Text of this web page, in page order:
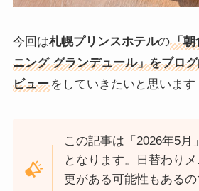
今回は札幌プリンスホテルの「朝
ニング グランデュール」をブロ
ビューをしていきたいと思います
この記事は「2026年5月
となります。日替わり
更がある可能性もある